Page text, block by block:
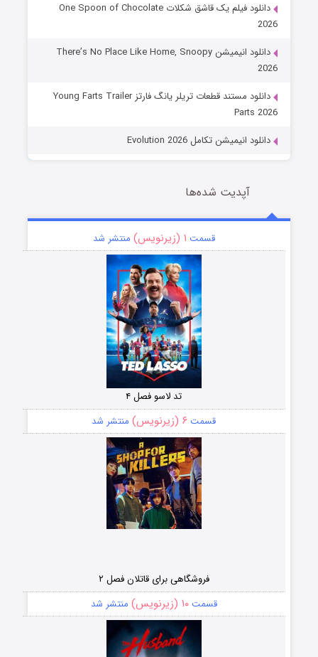
دانلود فیلم یک قاشق شکلات One Spoon of Chocolate
2026
دانلود انیمیشن There’s No Place Like Home, Snoopy
2026
دانلود مستند قطعات تریلر یانگ فارتز Young Farts Trailer
Parts 2026
دانلود انیمیشن تکامل Evolution 2026
آپدیت شده‌ها
قسمت ۱ (زیرنویس) منتشر شد
تد لاسو فصل ۴
قسمت ۶ (زیرنویس) منتشر شد
فروشگاهی برای قاتلان فصل ۲
قسمت۱۰ (زیرنویس) منتشر شد